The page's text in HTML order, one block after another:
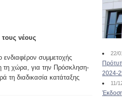
Λιμενικού
νέους
συμμετοχής
τη χώρα, για την Πρόσκληση-
διαδικασία κατάταξης
22/
2024-
11/